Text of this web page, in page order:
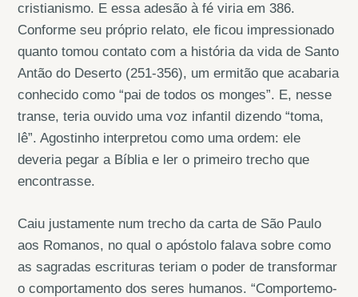
cristianismo. E essa adesão à fé viria em 386.
Conforme seu próprio relato, ele ficou impressionado
quanto tomou contato com a história da vida de Santo
Antão do Deserto (251-356), um ermitão que acabaria
conhecido como “pai de todos os monges”. E, nesse
transe, teria ouvido uma voz infantil dizendo “toma,
lê”. Agostinho interpretou como uma ordem: ele
deveria pegar a Bíblia e ler o primeiro trecho que
encontrasse.
Caiu justamente num trecho da carta de São Paulo
aos Romanos, no qual o apóstolo falava sobre como
as sagradas escrituras teriam o poder de transformar
o comportamento dos seres humanos. “Comportemo-